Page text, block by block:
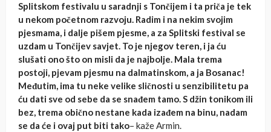
Splitskom festivalu u saradnji s Tončijem i ta priča je tek
u nekom početnom razvoju. Radim i na nekim svojim
pjesmama, i dalje pišem pjesme, a za Splitski festival se
uzdam u Tončijev savjet. To je njegov teren, i ja ću
slušati ono što on misli da je najbolje. Mala trema
postoji, pjevam pjesmu na dalmatinskom, a ja Bosanac!
Međutim, ima tu neke velike sličnosti u senzibilitetu pa
ću dati sve od sebe da se snađem tamo. S džin tonikom ili
bez, trema obično nestane kada izađem na binu, nadam
se da će i ovaj put biti tako– kaže Armin.